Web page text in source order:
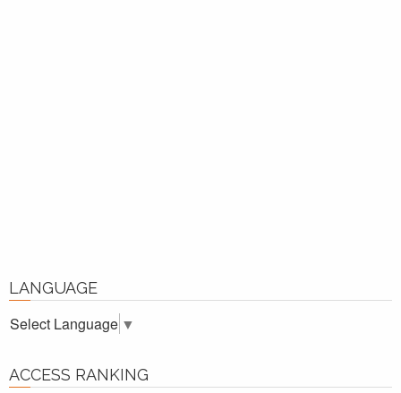
LANGUAGE
Select Language ▼
ACCESS RANKING